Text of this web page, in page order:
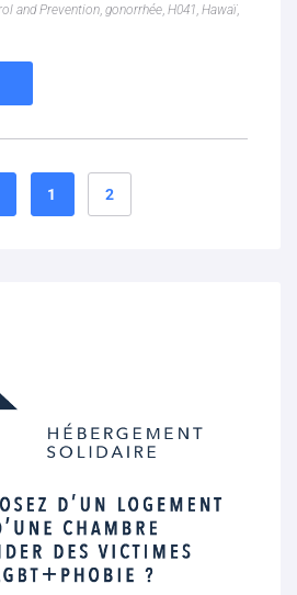
and Prevention gonorrhée H041 Hawaï,
1 2